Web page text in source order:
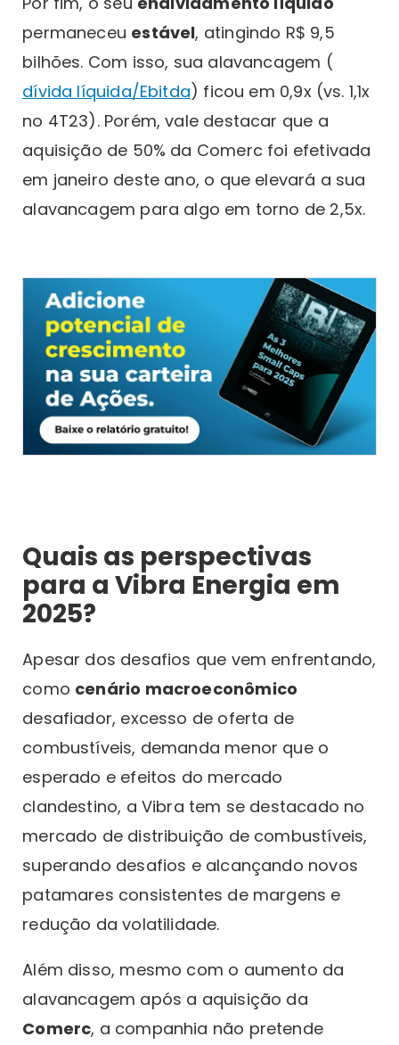
permaneceu estável, atingindo R$ 9,5
bilhões. Com isso, sua alavancagem (
dívida líquida/Ebitda) ficou em 0,9x (vs. 1,1x
no 4T23). Porém, vale destacar que a
aquisição de 50% da Comerc foi efetivada
em janeiro deste ano, o que elevará a sua
alavancagem para algo em torno de 2,5x.
Quais as perspectivas
para a Vibra Energia em
2025?
Apesar dos desafios que vem enfrentando,
como cenário macroeconômico
desafiador, excesso de oferta de
combustíveis, demanda menor que o
esperado e efeitos do mercado
clandestino, a Vibra tem se destacado no
mercado de distribuição de combustíveis,
superando desafios e alcançando novos
patamares consistentes de margens e
redução da volatilidade.
Além disso, mesmo com o aumento da
alavancagem após a aquisição da
Comerc, a companhia não pretende